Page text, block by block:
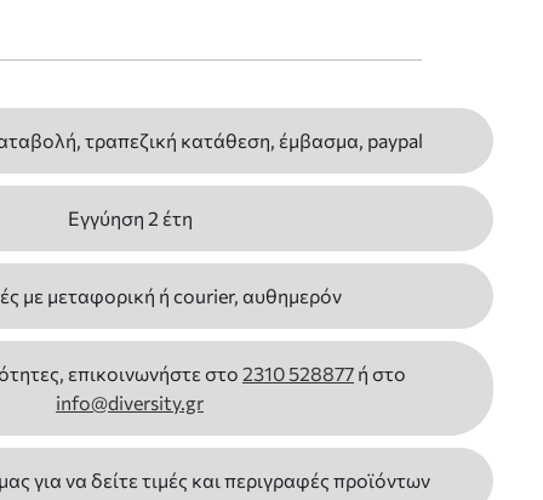
τραπεζική κατάθεση, έμβασμα, paypal
Εγγύηση 2 έτη
με μεταφορική ή courier, αυθημερόν
επικοινωνήστε στο 2310 528877 ή στο
info@diversity.gr
για να δείτε τιμές και περιγραφές προϊόντων